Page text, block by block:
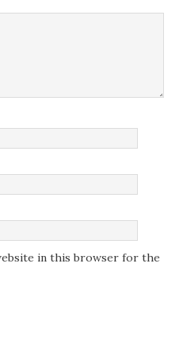
in this browser for the